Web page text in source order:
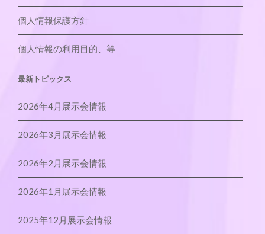
個人情報保護方針
個人情報の利用目的、等
最新トピックス
2026年4月展示会情報
2026年3月展示会情報
2026年2月展示会情報
2026年1月展示会情報
2025年12月展示会情報